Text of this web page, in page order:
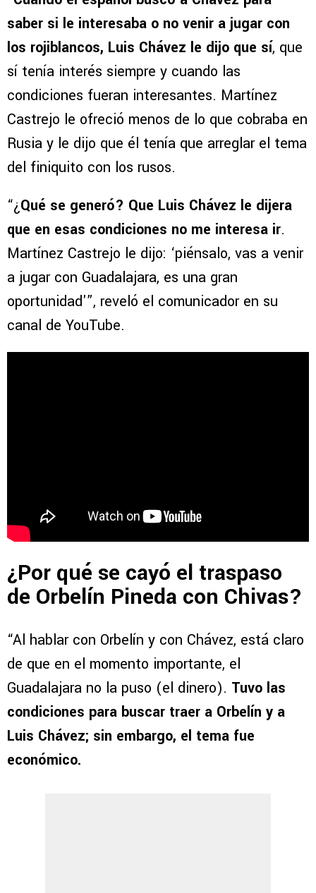
saber si le interesaba o no venir a jugar con
los rojiblancos, Luis Chávez le dijo que sí, que
sí tenía interés siempre y cuando las
condiciones fueran interesantes. Martínez
Castrejo le ofreció menos de lo que cobraba en
Rusia y le dijo que él tenía que arreglar el tema
del finiquito con los rusos.
“¿Qué se generó? Que Luis Chávez le dijera
que en esas condiciones no me interesa ir.
Martínez Castrejo le dijo: ‘piénsalo, vas a venir
a jugar con Guadalajara, es una gran
oportunidad'”, reveló el comunicador en su
canal de YouTube.
¿Por qué se cayó el traspaso
de Orbelín Pineda con Chivas?
“Al hablar con Orbelín y con Chávez, está claro
de que en el momento importante, el
Guadalajara no la puso (el dinero). Tuvo las
condiciones para buscar traer a Orbelín y a
Luis Chávez; sin embargo, el tema fue
económico.